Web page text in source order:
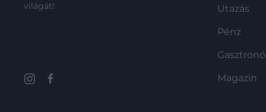
világát!
Utazás
Pénz
Magazin